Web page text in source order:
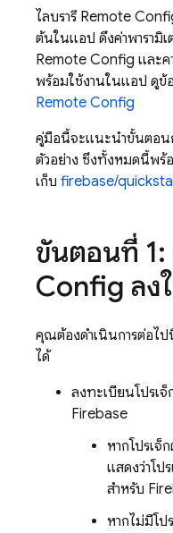
ไลบรารี Remote
ต้นในแอป ดึงค่าพารามิ
Remote Config และค
พร้อมใช้งานในแอป ดูข้
Remote Config
คู่มือนี้จะแนะนำขั้นตอน
ตัวอย่าง ซึ่งทั้งหมดนี้พร้
เก็บ firebase/
ขั้นตอนที่ 1:
Config ลง
คุณต้องดำเนินการต่อไ
ได้
ลงทะเบียนโปรเ
Firebase
หากโปรเจ็
แสดงว่าโป
สำหรับ
หากไม่มีโป